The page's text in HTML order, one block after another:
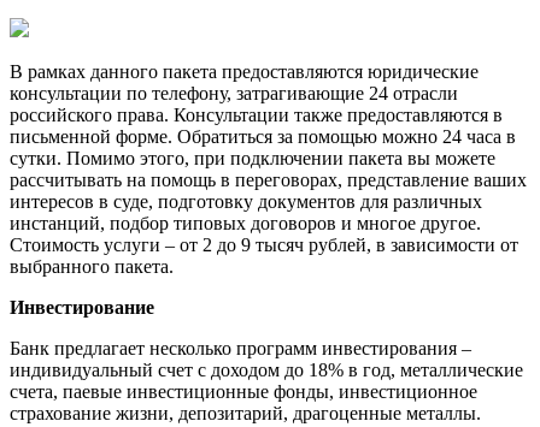
В рамках данного пакета предоставляются юридические
консультации по телефону, затрагивающие 24 отрасли
российского права. Консультации также предоставляются в
письменной форме. Обратиться за помощью можно 24 часа в
сутки. Помимо этого, при подключении пакета вы можете
рассчитывать на помощь в переговорах, представление ваших
интересов в суде, подготовку документов для различных
инстанций, подбор типовых договоров и многое другое.
Стоимость услуги ‒ от 2 до 9 тысяч рублей, в зависимости от
выбранного пакета.
Инвестирование
Банк предлагает несколько программ инвестирования ‒
индивидуальный счет с доходом до 18% в год, металлические
счета, паевые инвестиционные фонды, инвестиционное
страхование жизни, депозитарий, драгоценные металлы.